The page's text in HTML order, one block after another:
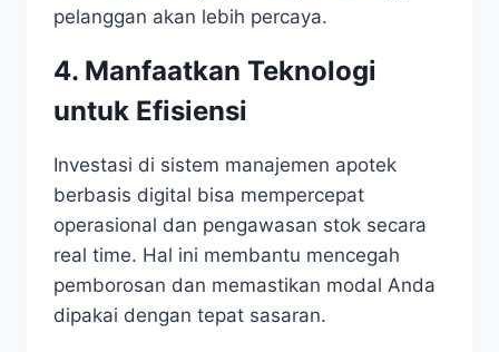
pelanggan akan lebih percaya.
4. Manfaatkan Teknologi
untuk Efisiensi
Investasi di sistem manajemen apotek
berbasis digital bisa mempercepat
operasional dan pengawasan stok secara
real time. Hal ini membantu mencegah
pemborosan dan memastikan modal Anda
dipakai dengan tepat sasaran.